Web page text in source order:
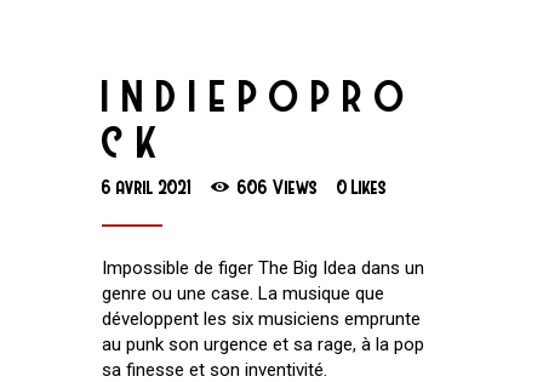
INDIEPOPRO
CK
6 avril 2021 606 Views 0 Likes
Impossible de figer The Big Idea dans un
genre ou une case. La musique que
développent les six musiciens emprunte
au punk son urgence et sa rage, à la pop
sa finesse et son inventivité.